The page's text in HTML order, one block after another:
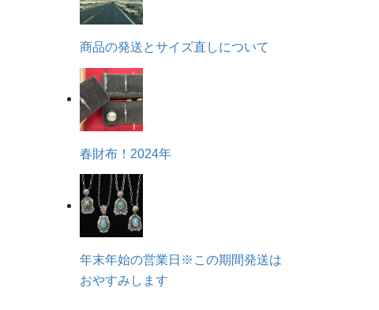
商品の発送とサイズ直しについて
春財布！2024年
年末年始の営業日※この期間発送は
おやすみします